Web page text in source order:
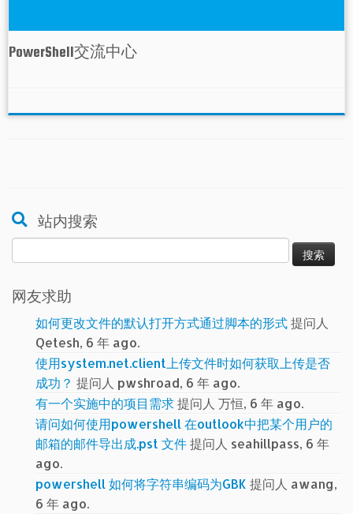
PowerShell交流中心
站内搜索
索：
网友求助
如何更改文件的默认打开方式通过脚本的形式提问人
Qetesh, 6 年 ago.
使用system.net.client上传文件时如何获取上传是否
成功？ 提问人 pwshroad, 6 年 ago.
有一个实施中的项目需求提问人 万恒, 6 年 ago.
请问如何使用powershell 在outlook中把某个用户的
邮箱的邮件导出成.pst 文件提问人 seahillpass, 6 年
ago.
powershell 如何将字符串编码为GBK 提问人 awang,
6 年 ago.